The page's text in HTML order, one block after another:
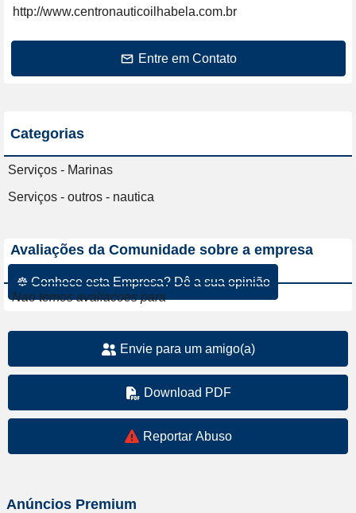
http://www.centronauticoilhabela.com.br
Entre em Contato
Categorias
Serviços - Marinas
Serviços - outros - nautica
Avaliações da Comunidade sobre a empresa
☸ Conhece esta Empresa? Dê a sua opinião
Nao temos avaliacoes para
Envie para um amigo(a)
Download PDF
Reportar Abuso
Anúncios Premium